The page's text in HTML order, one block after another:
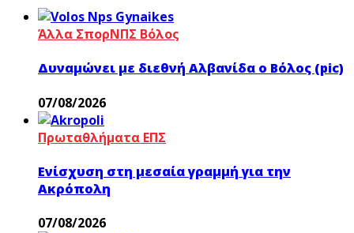
Άλλα ΣπορΝΠΣ Βόλος
Δυναμώνει με διεθνή Αλβανίδα ο Βόλος (pic)
07/08/2026
Πρωταθλήματα ΕΠΣ
Ενίσχυση στη μεσαία γραμμή για την
Ακρόπολη
07/08/2026